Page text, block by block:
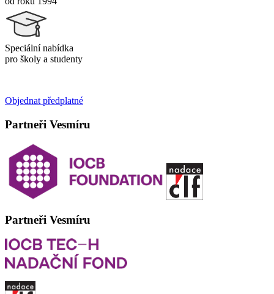
Speciální nabídka
pro školy a studenty
Objednat předplatné
Partneři Vesmíru
Partneři Vesmíru